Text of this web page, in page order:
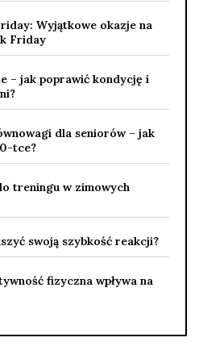
Wyjątkowe okazje na
Friday
– jak poprawić kondycję i
dla seniorów – jak
tce?
treningu w zimowych
swoją szybkość reakcji?
fizyczna wpływa na